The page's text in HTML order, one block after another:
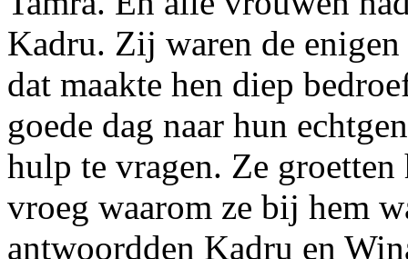
Kadru. Zij waren de
dat maakte hen diep
goede dag naar hun
hulp te vragen. Ze groetten
vroeg waarom ze bij hem
antwoordden Kadru en